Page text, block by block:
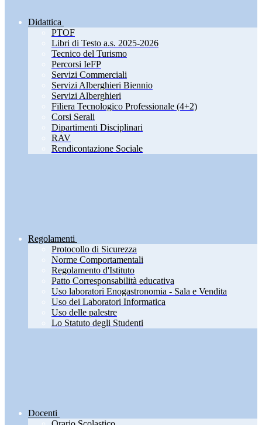
Didattica
PTOF
Libri di Testo a.s. 2025-2026
Tecnico del Turismo
Percorsi IeFP
Servizi Commerciali
Servizi Alberghieri Biennio
Servizi Alberghieri
Filiera Tecnologico Professionale (4+2)
Corsi Serali
Dipartimenti Disciplinari
RAV
Rendicontazione Sociale
Regolamenti
Protocollo di Sicurezza
Norme Comportamentali
Regolamento d'Istituto
Patto Corresponsabilità educativa
Uso laboratori Enogastronomia - Sala e Vendita
Uso dei Laboratori Informatica
Uso delle palestre
Lo Statuto degli Studenti
Docenti